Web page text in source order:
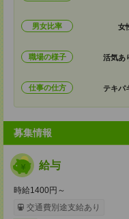
男女比率 女
職場の様子 活気あ
仕事の仕方 テキパ
募集情報
給与
時給1400円～
交通費別途支給あり